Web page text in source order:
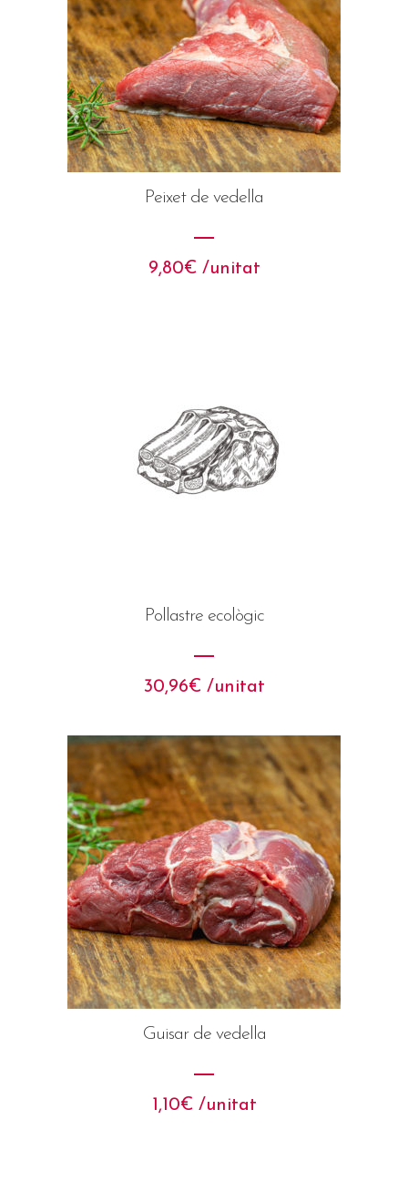
Peixet de vedella
9,80€ /unitat
Pollastre ecològic
30,96€ /unitat
Guisar de vedella
1,10€ /unitat